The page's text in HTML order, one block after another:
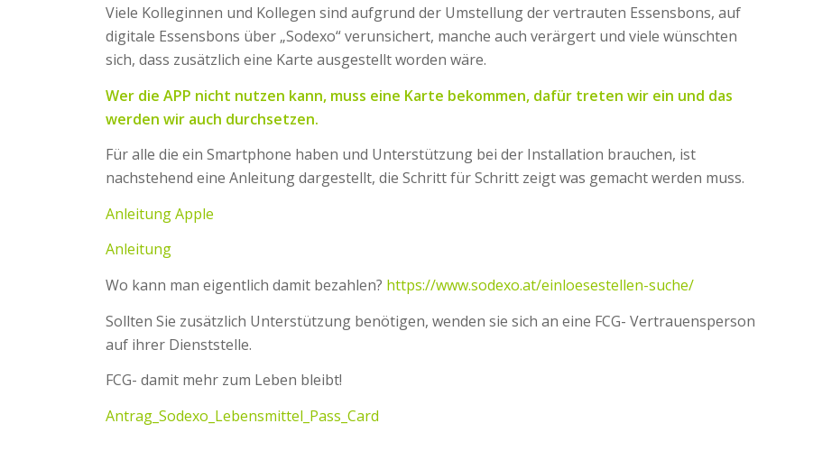
Viele Kolleginnen und Kollegen sind aufgrund der Umstellung der vertrauten Essensbons, auf
digitale Essensbons über „Sodexo“ verunsichert, manche auch verärgert und viele wünschten
sich, dass zusätzlich eine Karte ausgestellt worden wäre.
Wer die APP nicht nutzen kann, muss eine Karte bekommen, dafür treten wir ein und das
werden wir auch durchsetzen.
Für alle die ein Smartphone haben und Unterstützung bei der Installation brauchen, ist
nachstehend eine Anleitung dargestellt, die Schritt für Schritt zeigt was gemacht werden muss.
Anleitung Apple
Anleitung
Wo kann man eigentlich damit bezahlen? https://www.sodexo.at/einloesestellen-suche/
Sollten Sie zusätzlich Unterstützung benötigen, wenden sie sich an eine FCG- Vertrauensperson
auf ihrer Dienststelle.
FCG- damit mehr zum Leben bleibt!
Antrag_Sodexo_Lebensmittel_Pass_Card